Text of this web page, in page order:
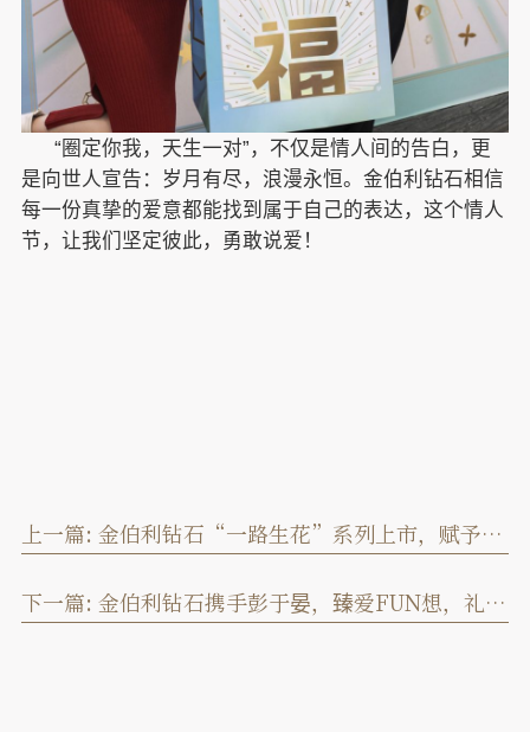
“ 圈定你我，天生一对”，不仅是情人间的告白，更
是向世人宣告：岁月有尽，浪漫永恒。金伯利钻石相信
每一份真挚的爱意都能找到属于自己的表达，这个情人
节，让我们坚定彼此，勇敢说爱！
上一篇: 金伯利钻石“一路生花”系列上市，赋予女性成长力量
下一篇: 金伯利钻石携手彭于晏，臻爱FUN想，礼迎新春